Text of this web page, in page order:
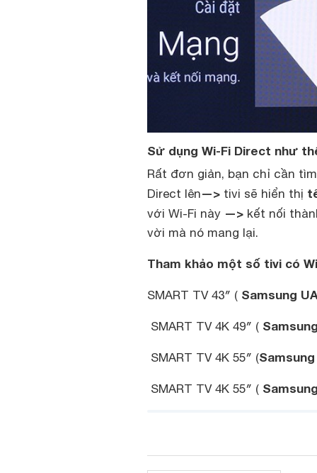
Sử dụng Wi-Fi Direct như
Rất đơn giản, bạn chỉ cần
Direct lên—> tivi sẽ hiển thị
với Wi-Fi này —> kết nối
vời mà nó mang lại.
Tham khảo một số tivi có
SMART TV 43″ ( Samsung
SMART TV 4K 49″ (
SMART TV 4K 55″ (
SMART TV 4K 55″ (